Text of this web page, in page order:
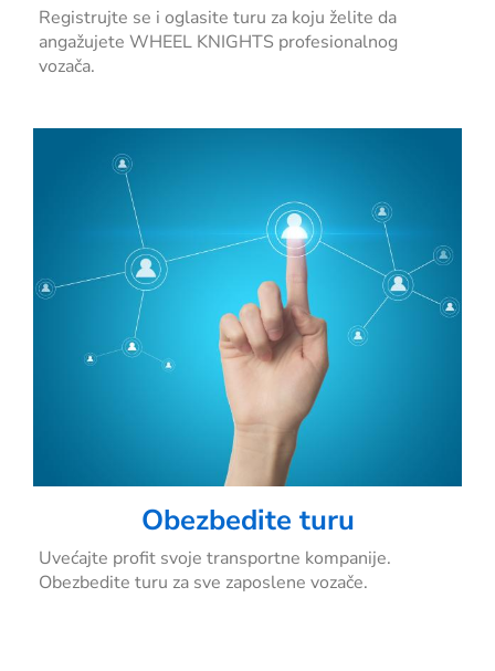
Registrujte se i oglasite turu za koju želite da
angažujete WHEEL KNIGHTS profesionalnog
vozača.
Obezbedite turu
Uvećajte profit svoje transportne kompanije.
Obezbedite turu za sve zaposlene vozače.